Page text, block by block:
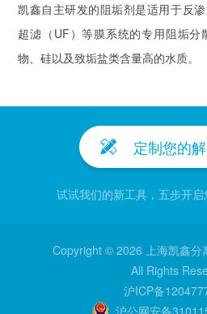
凯鑫自主研发的阻垢剂是适用于反
超滤（UF）等膜系统的专用阻垢
物、硅以及致垢盐类含量高的水质。
定制您的
试试我们的新工具，五步开启
Copyright © 2026 上海凯鑫分
All Rights
沪ICP备